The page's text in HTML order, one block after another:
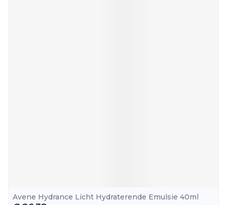
Avene Hydrance Licht Hydraterende Emulsie 40ml